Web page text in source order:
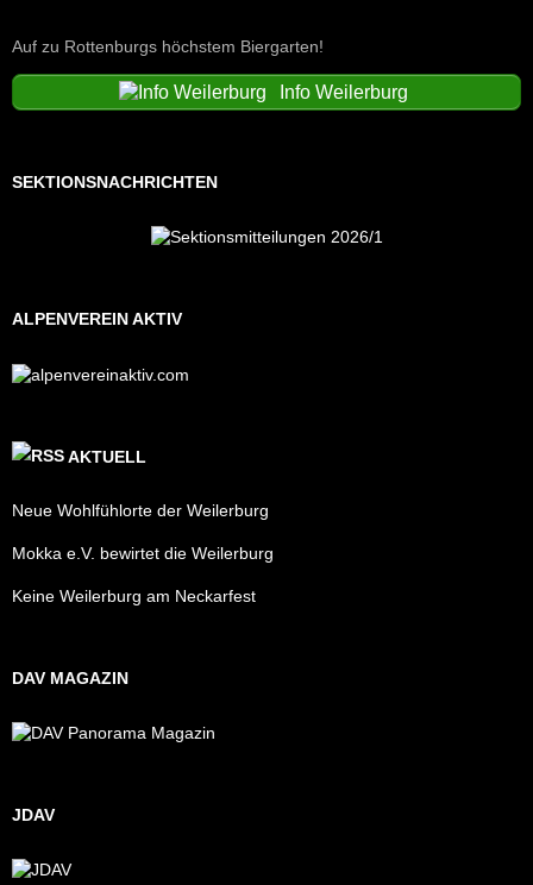
Auf zu Rottenburgs höchstem Biergarten!
Info Weilerburg
SEKTIONSNACHRICHTEN
ALPENVEREIN AKTIV
AKTUELL
Neue Wohlfühlorte der Weilerburg
Mokka e.V. bewirtet die Weilerburg
Keine Weilerburg am Neckarfest
DAV MAGAZIN
JDAV